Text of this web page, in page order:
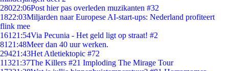
28022:06Post hier pas overleden muzikanten #32
1822:03Miljarden naar Europese AI-start-ups: Nederland profiteert
flink mee
161 21:54Via Pecunia - Het geld ligt op straat! #2
81 21:48Meer dan 40 uur werken.
29421:43Het Atletiektopic #72
11321:37The Killers #21 Imploding The Mirage Tour